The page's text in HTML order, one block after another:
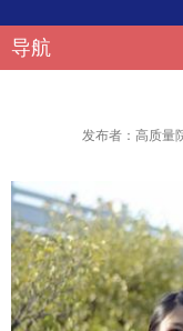
导航
发布者：高质量